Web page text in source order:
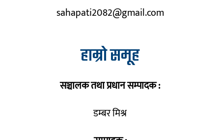
sahapati2082@gmail.com
हाम्रो समूह
सञ्चालक तथा प्रधान सम्पादक :
डम्बर मिश्र